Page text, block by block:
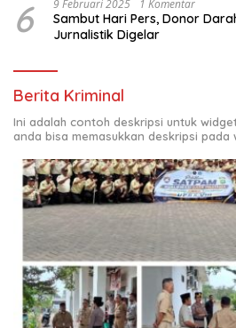
6 9 Februari 2025 1 Komentar
Sambut Hari Pers, Donor
Jurnalistik Digelar
Berita Kriminal
Ini adalah contoh deskripsi untuk
anda bisa memasukkan deskripsi pada